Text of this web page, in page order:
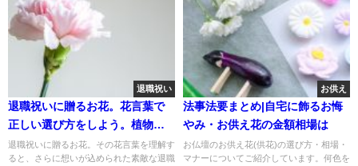
退職祝い
退職祝いに贈るお花。花言葉で
正しい選び方をしよう。植物編
もご紹介！
退職祝いに贈るお花。その花言葉を理解す
ると、さらに想いが込められた素敵な退職
お供え
法事法要まとめ|自宅に飾るお悔
やみ・お供え花の金額相場は
お仏壇のお供え花(供花)の選び方・相場・
マナーについてご紹介しています。何色を